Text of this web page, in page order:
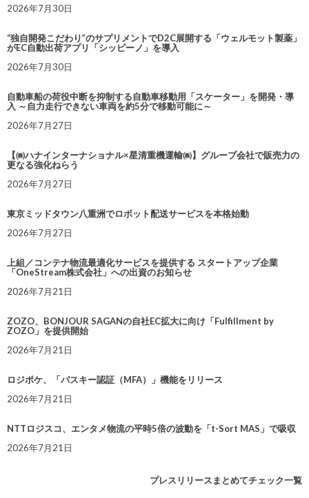
2026年7月30日
“独自開発こだわり”のサプリメントでD2C展開する「ウェルモット製薬」
がEC自動出荷アプリ「シッピーノ」を導入
2026年7月30日
自動車船の荷役中断を抑制する自動車移動用「スケーター」を開発・導
入 ～自力走行できない車両を約5分で移動可能に～
2026年7月27日
【㈱ハナインターナショナル×星清重機運輸㈱】グループ会社で販売力の
更なる強化ねらう
2026年7月27日
東京ミッドタウン八重洲でロボット配送サービスを本格始動
2026年7月27日
上組／コンテナ物流最適化サービスを提供する スタートアップ企業
「OneStream株式会社」への出資のお知らせ
2026年7月21日
ZOZO、BONJOUR SAGANの自社EC拡大に向け「Fulfillment by
ZOZO」を提供開始
2026年7月21日
ロジポケ、「パスキー認証（MFA）」機能をリリース
2026年7月21日
NTTロジスコ、エンタメ物流の平時5倍の波動を「t-Sort MAS」で吸収
2026年7月21日
プレスリリースまとめてチェック一覧